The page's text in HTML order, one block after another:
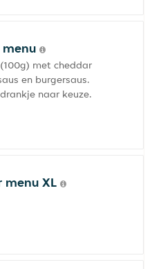
met cheddar
en burgersaus.
naar keuze.
menu XL